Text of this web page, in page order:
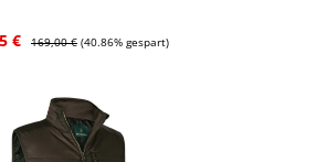
€ Regulärer Preis:
169,00 € (40.86% gespart)